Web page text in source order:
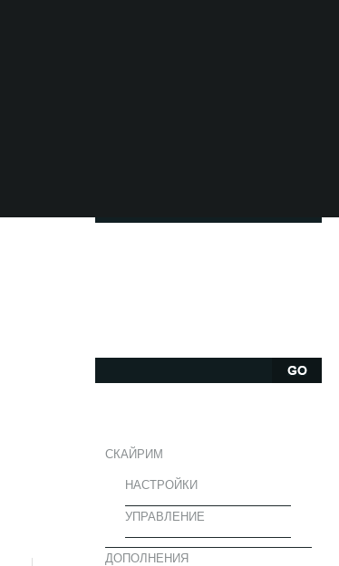
СКАЙРИМ
НАСТРОЙКИ
УПРАВЛЕНИЕ
ДОПОЛНЕНИЯ